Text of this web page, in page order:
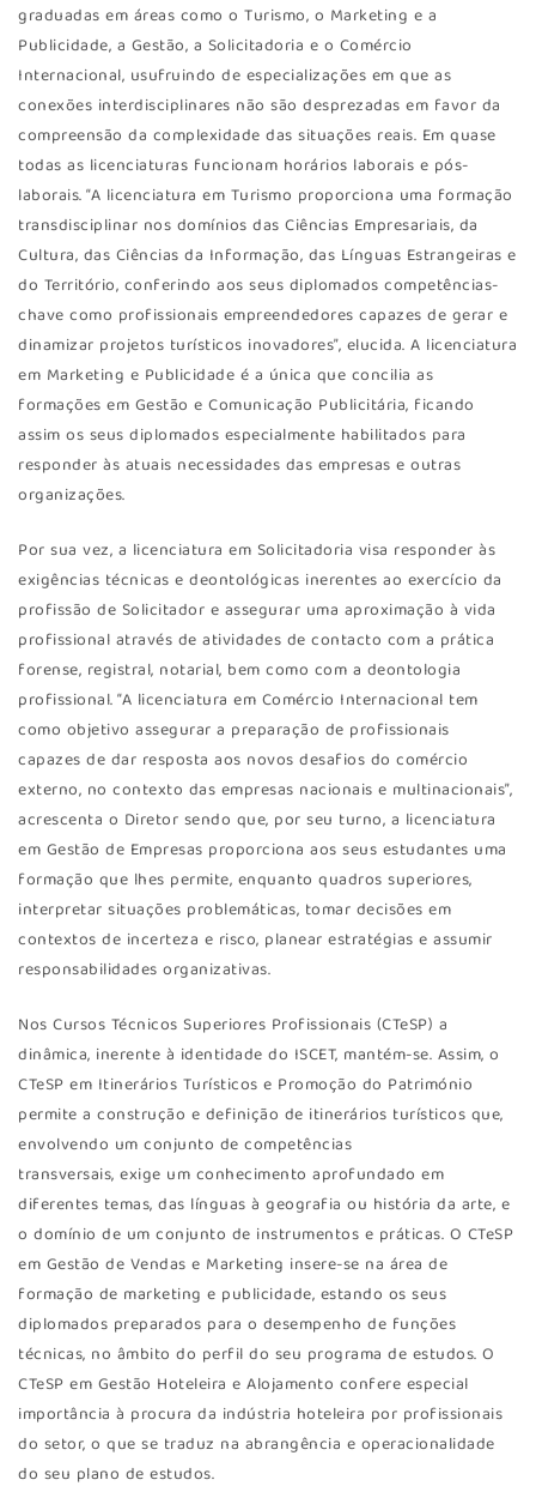
graduadas em áreas como o Turismo, o Marketing e a
Publicidade, a Gestão, a Solicitadoria e o Comércio
Internacional, usufruindo de especializações em que as
conexões interdisciplinares não são desprezadas em favor da
compreensão da complexidade das situações reais. Em quase
todas as licenciaturas funcionam horários laborais e pós-
laborais. “A licenciatura em Turismo proporciona uma formação
transdisciplinar nos domínios das Ciências Empresariais, da
Cultura, das Ciências da Informação, das Línguas Estrangeiras e
do Território, conferindo aos seus diplomados competências-
chave como profissionais empreendedores capazes de gerar e
dinamizar projetos turísticos inovadores”, elucida. A licenciatura
em Marketing e Publicidade é a única que concilia as
formações em Gestão e Comunicação Publicitária, ficando
assim os seus diplomados especialmente habilitados para
responder às atuais necessidades das empresas e outras
organizações.
Por sua vez, a licenciatura em Solicitadoria visa responder às
exigências técnicas e deontológicas inerentes ao exercício da
profissão de Solicitador e assegurar uma aproximação à vida
profissional através de atividades de contacto com a prática
forense, registral, notarial, bem como com a deontologia
profissional. “A licenciatura em Comércio Internacional tem
como objetivo assegurar a preparação de profissionais
capazes de dar resposta aos novos desafios do comércio
externo, no contexto das empresas nacionais e multinacionais”,
acrescenta o Diretor sendo que, por seu turno, a licenciatura
em Gestão de Empresas proporciona aos seus estudantes uma
formação que lhes permite, enquanto quadros superiores,
interpretar situações problemáticas, tomar decisões em
contextos de incerteza e risco, planear estratégias e assumir
responsabilidades organizativas.
Nos Cursos Técnicos Superiores Profissionais (CTeSP) a
dinâmica, inerente à identidade do ISCET, mantém-se. Assim, o
CTeSP em Itinerários Turísticos e Promoção do Património
permite a construção e definição de itinerários turísticos que,
envolvendo um conjunto de competências
transversais, exige um conhecimento aprofundado em
diferentes temas, das línguas à geografia ou história da arte, e
o domínio de um conjunto de instrumentos e práticas. O CTeSP
em Gestão de Vendas e Marketing insere-se na área de
formação de marketing e publicidade, estando os seus
diplomados preparados para o desempenho de funções
técnicas, no âmbito do perfil do seu programa de estudos. O
CTeSP em Gestão Hoteleira e Alojamento confere especial
importância à procura da indústria hoteleira por profissionais
do setor, o que se traduz na abrangência e operacionalidade
do seu plano de estudos.